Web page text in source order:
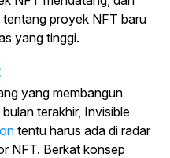
proyek NFT baru
yang tinggi.
yang membangun
terakhir, Invisible
tentu harus ada di radar
NFT. Berkat konsep